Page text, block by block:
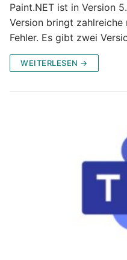
Paint.NET ist in Version
Version bringt zahlreiche
Fehler. Es gibt zwei
WEITERLESEN →